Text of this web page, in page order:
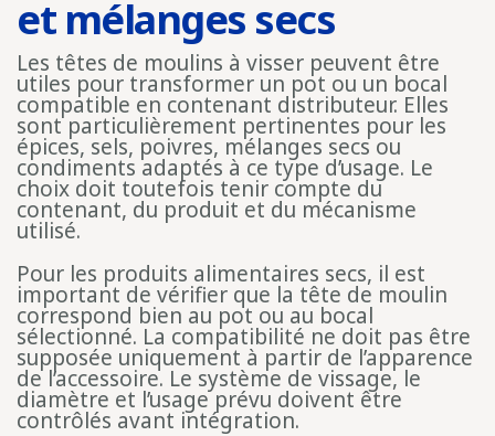
et mélanges secs
Les têtes de moulins à visser peuvent être
utiles pour transformer un pot ou un bocal
compatible en contenant distributeur. Elles
sont particulièrement pertinentes pour les
épices, sels, poivres, mélanges secs ou
condiments adaptés à ce type d’usage. Le
choix doit toutefois tenir compte du
contenant, du produit et du mécanisme
utilisé.
Pour les produits alimentaires secs, il est
important de vérifier que la tête de moulin
correspond bien au pot ou au bocal
sélectionné. La compatibilité ne doit pas être
supposée uniquement à partir de l’apparence
de l’accessoire. Le système de vissage, le
diamètre et l’usage prévu doivent être
contrôlés avant intégration.